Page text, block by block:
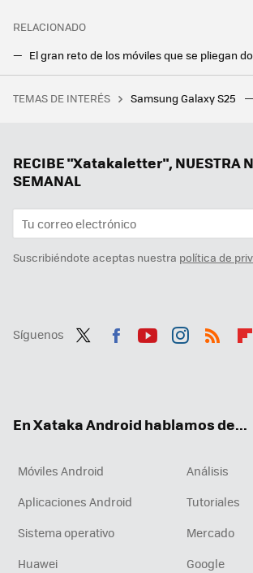
RELACIONADO
TEMAS DE INTERÉS Samsung Galaxy S25
RECIBE "Xatakaletter", NUESTRA
SEMANAL
Suscribiéndote aceptas nuestra política de
Síguenos
En Xataka Android hablamos de...
Móviles Android
Análisis
Aplicaciones Android
Tutoriales
Sistema operativo
Mercado
Huawei
Google